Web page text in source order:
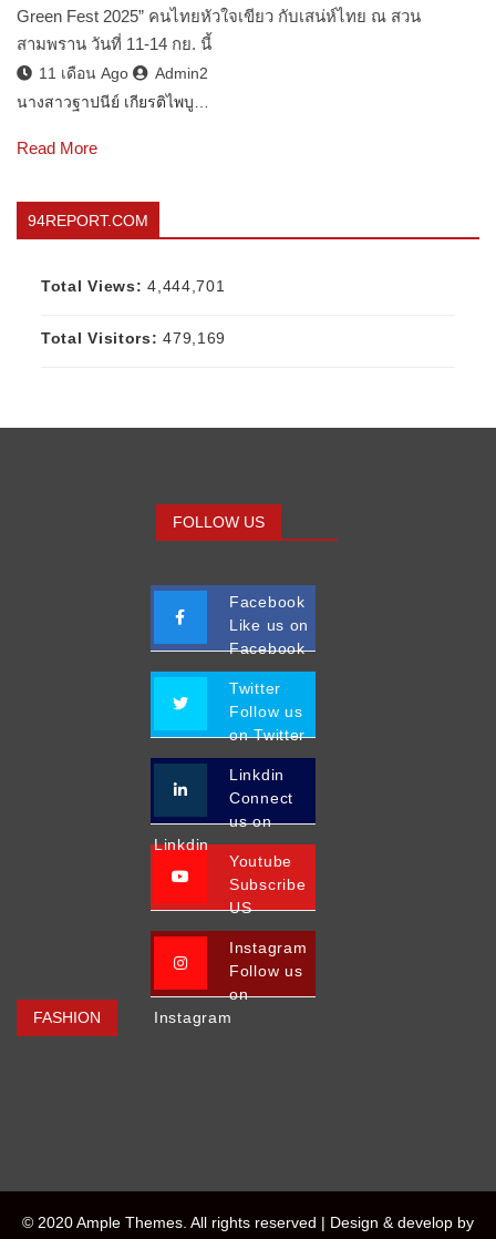
Green Fest 2025” คนไทยหัวใจเขียว กับเสน่ห์ไทย ณ สวน
สามพราน วันที่ 11-14 กย. นี้
11 เดือน Ago
Admin2
นางสาวฐาปนีย์ เกียรติไพบู…
Read More
94REPORT.COM
Total Views:4,444,701
Total Visitors:479,169
FASHION
FOLLOW US
Facebook
Like us on
Facebook
Twitter
Follow us
on Twitter
Linkdin
Connect
us on
Linkdin
Youtube
Subscribe
US
Instagram
Follow us
on
Instagram
© 2020 Ample Themes. All rights reserved | Design & develop by